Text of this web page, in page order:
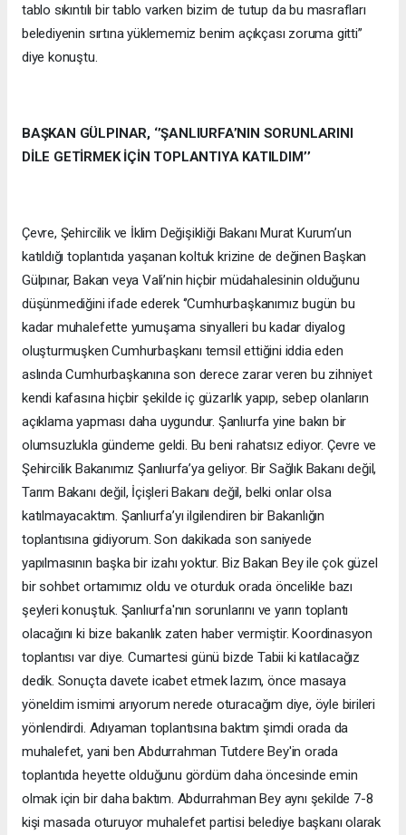
tablo sıkıntılı bir tablo varken bizim de tutup da bu masrafları
belediyenin sırtına yüklememiz benim açıkçası zoruma gitti’’
diye konuştu.
BAŞKAN GÜLPINAR, ‘’ŞANLIURFA’NIN SORUNLARINI
DİLE GETİRMEK İÇİN TOPLANTIYA KATILDIM’’
Çevre, Şehircilik ve İklim Değişikliği Bakanı Murat Kurum’un
katıldığı toplantıda yaşanan koltuk krizine de değinen Başkan
Gülpınar, Bakan veya Vali’nin hiçbir müdahalesinin olduğunu
düşünmediğini ifade ederek ‘’Cumhurbaşkanımız bugün bu
kadar muhalefette yumuşama sinyalleri bu kadar diyalog
oluşturmuşken Cumhurbaşkanı temsil ettiğini iddia eden
aslında Cumhurbaşkanına son derece zarar veren bu zihniyet
kendi kafasına hiçbir şekilde iç güzarlık yapıp, sebep olanların
açıklama yapması daha uygundur. Şanlıurfa yine bakın bir
olumsuzlukla gündeme geldi. Bu beni rahatsız ediyor. Çevre ve
Şehircilik Bakanımız Şanlıurfa’ya geliyor. Bir Sağlık Bakanı değil,
Tarım Bakanı değil, İçişleri Bakanı değil, belki onlar olsa
katılmayacaktım. Şanlıurfa’yı ilgilendiren bir Bakanlığın
toplantısına gidiyorum. Son dakikada son saniyede
yapılmasının başka bir izahı yoktur. Biz Bakan Bey ile çok güzel
bir sohbet ortamımız oldu ve oturduk orada öncelikle bazı
şeyleri konuştuk. Şanlıurfa'nın sorunlarını ve yarın toplantı
olacağını ki bize bakanlık zaten haber vermiştir. Koordinasyon
toplantısı var diye. Cumartesi günü bizde Tabii ki katılacağız
dedik. Sonuçta davete icabet etmek lazım, önce masaya
yöneldim ismimi arıyorum nerede oturacağım diye, öyle birileri
yönlendirdi. Adıyaman toplantısına baktım şimdi orada da
muhalefet, yani ben Abdurrahman Tutdere Bey'in orada
toplantıda heyette olduğunu gördüm daha öncesinde emin
olmak için bir daha baktım. Abdurrahman Bey aynı şekilde 7-8
kişi masada oturuyor muhalefet partisi belediye başkanı olarak